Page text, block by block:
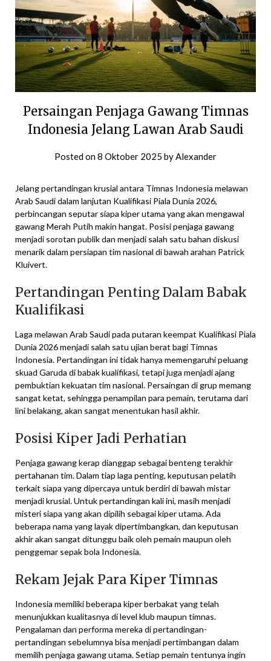
Persaingan Penjaga Gawang Timnas
Indonesia Jelang Lawan Arab Saudi
Posted on8 Oktober 2025 byAlexander
Jelang pertandingan krusial antara Timnas Indonesia melawan
Arab Saudi dalam lanjutan Kualifikasi Piala Dunia 2026,
perbincangan seputar siapa kiper utama yang akan mengawal
gawang Merah Putih makin hangat. Posisi penjaga gawang
menjadi sorotan publik dan menjadi salah satu bahan diskusi
menarik dalam persiapan tim nasional di bawah arahan Patrick
Kluivert.
Pertandingan Penting Dalam Babak
Kualifikasi
Laga melawan Arab Saudi pada putaran keempat Kualifikasi Piala
Dunia 2026 menjadi salah satu ujian berat bagi Timnas
Indonesia. Pertandingan ini tidak hanya memengaruhi peluang
skuad Garuda di babak kualifikasi, tetapi juga menjadi ajang
pembuktian kekuatan tim nasional. Persaingan di grup memang
sangat ketat, sehingga penampilan para pemain, terutama dari
lini belakang, akan sangat menentukan hasil akhir.
Posisi Kiper Jadi Perhatian
Penjaga gawang kerap dianggap sebagai benteng terakhir
pertahanan tim. Dalam tiap laga penting, keputusan pelatih
terkait siapa yang dipercaya untuk berdiri di bawah mistar
menjadi krusial. Untuk pertandingan kali ini, masih menjadi
misteri siapa yang akan dipilih sebagai kiper utama. Ada
beberapa nama yang layak dipertimbangkan, dan keputusan
akhir akan sangat ditunggu baik oleh pemain maupun oleh
penggemar sepak bola Indonesia.
Rekam Jejak Para Kiper Timnas
Indonesia memiliki beberapa kiper berbakat yang telah
menunjukkan kualitasnya di level klub maupun timnas.
Pengalaman dan performa mereka di pertandingan-
pertandingan sebelumnya bisa menjadi pertimbangan dalam
memilih penjaga gawang utama. Setiap pemain tentunya ingin